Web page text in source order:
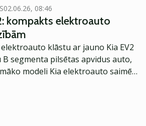
02.06.26, 08:46
kompakts elektroauto
klāstu ar jauno Kia EV2
segmenta pilsētas apvidus auto,
modeli Kia elektroauto saimē